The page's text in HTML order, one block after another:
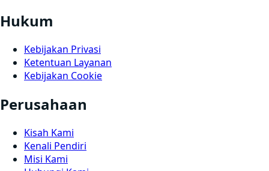
Hukum
Kebijakan Privasi
Ketentuan Layanan
Kebijakan Cookie
Perusahaan
Kisah Kami
Kenali Pendiri
Misi Kami